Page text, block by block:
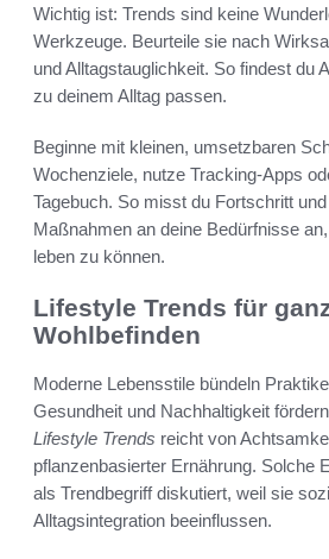
Wichtig ist: Trends sind keine
Werkzeuge. Beurteile sie nach
und Alltagstauglichkeit. So findest du
zu deinem Alltag passen.
Beginne mit kleinen, umsetzbaren
Wochenziele, nutze Tracking-Apps
Tagebuch. So misst du Fortschritt
Maßnahmen an deine Bedürfnisse
leben zu können.
Lifestyle Trends für
Wohlbefinden
Moderne Lebensstile bündeln
Gesundheit und Nachhaltigkeit
Lifestyle Trends reicht von
pflanzenbasierter Ernährung. Solche
als Trendbegriff diskutiert, weil sie
Alltagsintegration beeinflussen.